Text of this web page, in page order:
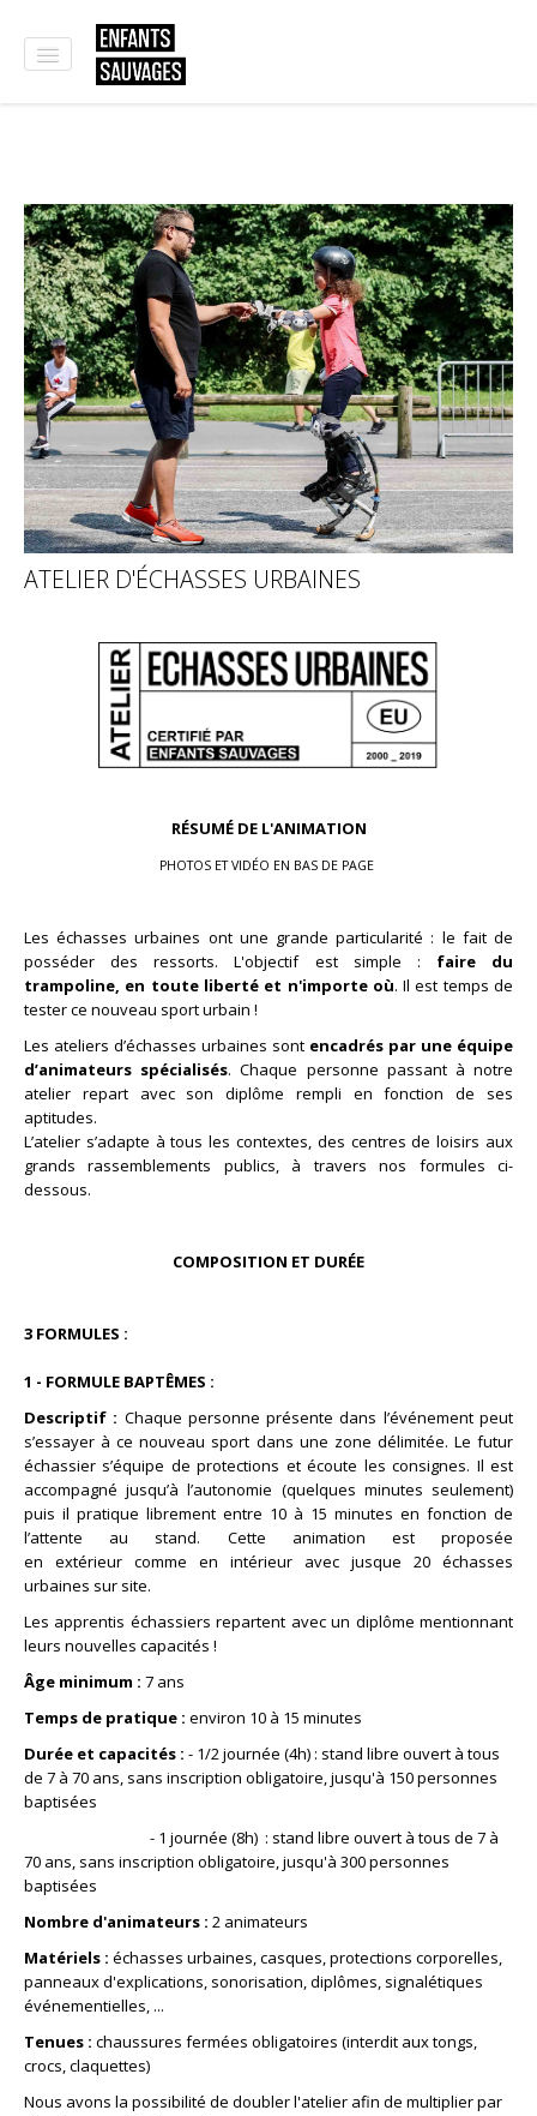
ATELIERS
NOS CLIENTS
CONTACT
E-SHOP
🇬🇧
ATELIER D'ÉCHASSES URBAINES
RÉSUMÉ DE L'ANIMATION
PHOTOS ET VIDÉO EN BAS DE PAGE
Les échasses urbaines ont une grande particularité : le fait de
posséder des ressorts. L'objectif est simple : faire du
trampoline, en toute liberté et n'importe où. Il est temps de
tester ce nouveau sport urbain !
Les ateliers d’échasses urbaines sont encadrés par une équipe
d’animateurs spécialisés.Chaque personne passant à notre
atelier repart avec son diplôme rempli en fonction de ses
aptitudes.
L’atelier s’adapte à tous les contextes, des centres de loisirs aux
grands rassemblements publics, à travers nos formules ci-
dessous.
COMPOSITION ET DURÉE
3 FORMULES :
1 - FORMULE BAPTÊMES :
Descriptif : Chaque personne présente dans l’événement peut
s’essayer à ce nouveau sport dans une zone délimitée. Le futur
échassier s’équipe de protections et écoute les consignes. Il est
accompagné jusqu’à l’autonomie (quelques minutes seulement)
puis il pratique librement entre 10 à 15 minutes en fonction de
l’attente au stand. Cette animation est proposée
en extérieur comme en intérieur avec jusque 20 échasses
urbaines sur site.
Les apprentis échassiers repartent avec un diplôme mentionnant
leurs nouvelles capacités !
Âge minimum : 7 ans
Temps de pratique : environ 10 à 15 minutes
Durée et capacités : - 1/2 journée (4h) : stand libre ouvert à tous
de 7 à 70 ans, sans inscription obligatoire, jusqu'à 150 personnes
baptisées
- 1 journée (8h) : stand libre ouvert à tous de 7 à
70 ans, sans inscription obligatoire, jusqu'à 300 personnes
baptisées
Nombre d'animateurs : 2 animateurs
Matériels : échasses urbaines, casques, protections corporelles,
panneaux d'explications, sonorisation, diplômes, signalétiques
événementielles, ...
Tenues : chaussures fermées obligatoires (interdit aux tongs,
crocs, claquettes)
Nous avons la possibilité de doubler l'atelier afin de multiplier par